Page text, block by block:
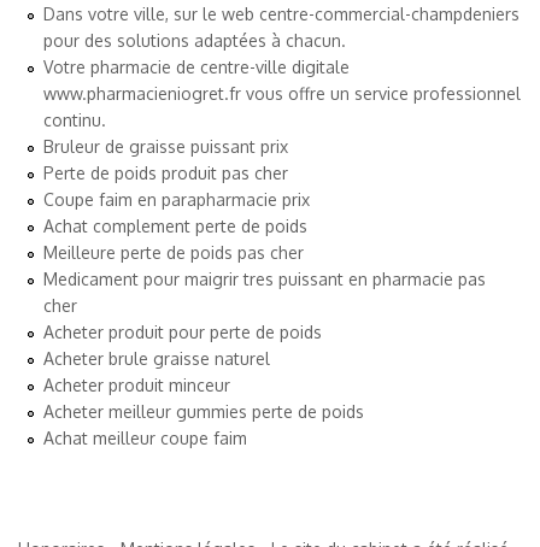
Dans votre ville, sur le web centre-commercial-champdeniers
pour des solutions adaptées à chacun.
Votre pharmacie de centre-ville digitale
www.pharmacieniogret.fr vous offre un service professionnel
continu.
Bruleur de graisse puissant prix
Perte de poids produit pas cher
Coupe faim en parapharmacie prix
Achat complement perte de poids
Meilleure perte de poids pas cher
Medicament pour maigrir tres puissant en pharmacie pas
cher
Acheter produit pour perte de poids
Acheter brule graisse naturel
Acheter produit minceur
Acheter meilleur gummies perte de poids
Achat meilleur coupe faim